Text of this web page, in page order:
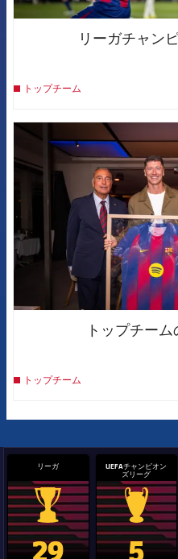
リーガチャン
トップチーム
トップチー
トップチーム
リーガ
La Liga trophy
29
UEFAチャンピオン
ズリーグ
5